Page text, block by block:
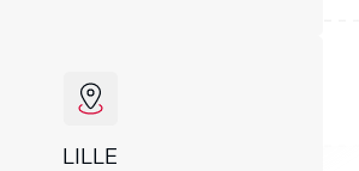
LILLE